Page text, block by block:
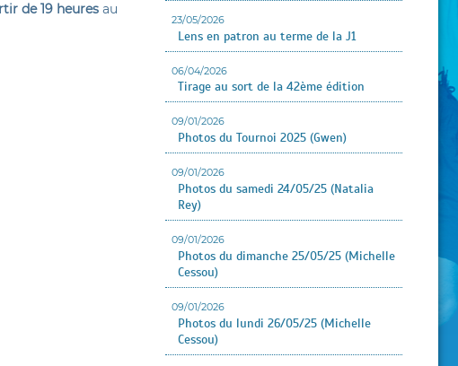
de 19 heures au
23/05/2026
Lens en patron au terme de la J1
06/04/2026
Tirage au sort de la 42ème édition
09/01/2026
Photos du Tournoi 2025 (Gwen)
09/01/2026
Photos du samedi 24/05/25 (Natalia
Rey)
09/01/2026
Photos du dimanche 25/05/25 (Michelle
Cessou)
09/01/2026
Photos du lundi 26/05/25 (Michelle
Cessou)